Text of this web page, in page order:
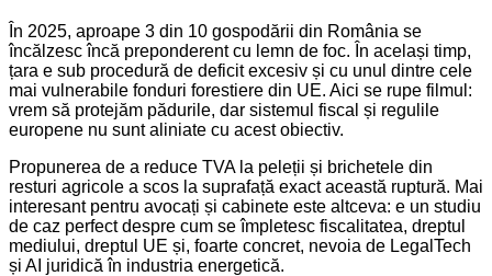
În 2025, aproape 3 din 10 gospodării din România se
încălzesc încă preponderent cu lemn de foc. În același timp,
țara e sub procedură de deficit excesiv și cu unul dintre cele
mai vulnerabile fonduri forestiere din UE. Aici se rupe filmul:
vrem să protejăm pădurile, dar sistemul fiscal și regulile
europene nu sunt aliniate cu acest obiectiv.
Propunerea de a reduce TVA la peleții și brichetele din
resturi agricole a scos la suprafață exact această ruptură. Mai
interesant pentru avocați și cabinete este altceva: e un studiu
de caz perfect despre cum se împletesc fiscalitatea, dreptul
mediului, dreptul UE și, foarte concret, nevoia de LegalTech
și AI juridică în industria energetică.